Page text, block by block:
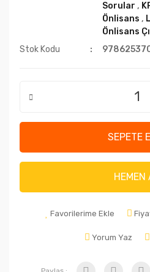
Sorular ,
Önlisans ,
Önlisans
Stok Kodu
SEPETE
HEMEN
Favorilerime Ekle
Yorum Yaz